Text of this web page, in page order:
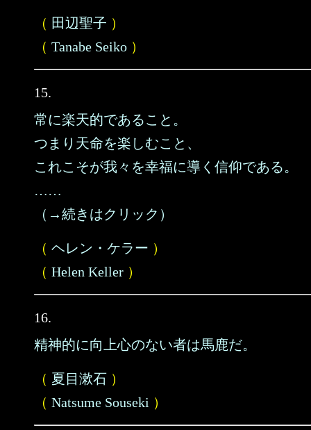
（ 田辺聖子 ）
（ Tanabe Seiko ）
15.
常に楽天的であること。
つまり天命を楽しむこと、
これこそが我々を幸福に導く信仰である。
……
（→続きはクリック）
（ ヘレン・ケラー ）
（ Helen Keller ）
16.
精神的に向上心のない者は馬鹿だ。
（ 夏目漱石 ）
（ Natsume Souseki ）